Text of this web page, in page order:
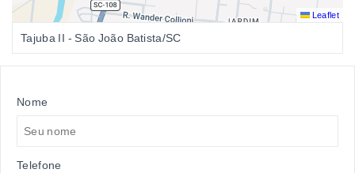
Leaflet
Tajuba II - São João Batista/SC
Nome
Telefone